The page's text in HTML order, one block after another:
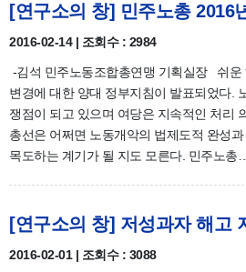
2016-02-14 | 조회수 : 2984
-김석 민주노동조합총연맹 기획실장 쉬운
변경에 대한 양대 정부지침이 발표되었다.
쟁점이 되고 있으며 여당은 지속적인 처리
총선은 어쩌면 노동개악의 법제도적 완성
목도하는 계기가 될 지도 모른다. 민주노총…
2016-02-01 | 조회수 : 3088